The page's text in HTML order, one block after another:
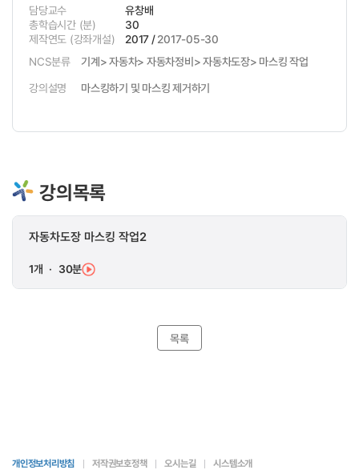
담당교수
유창배
총학습시간 (분)
30
제작연도 (강좌개설) 2017 /2017-05-30
NCS분류
기계> 자동차> 자동차정비> 자동차도장> 마스킹 작업
강의설명 마스킹하기 및 마스킹 제거하기
강의목록
자동차도장 마스킹 작업2
1개 · 30분
목록
개인정보처리방침 저작권보호정책 오시는길 시스템소개